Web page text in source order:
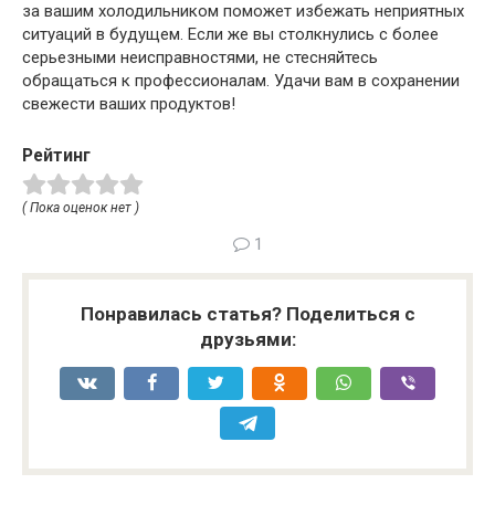
за вашим холодильником поможет избежать неприятных
ситуаций в будущем. Если же вы столкнулись с более
серьезными неисправностями, не стесняйтесь
обращаться к профессионалам. Удачи вам в сохранении
свежести ваших продуктов!
Рейтинг
( Пока оценок нет )
1
Понравилась статья? Поделиться с
друзьями: